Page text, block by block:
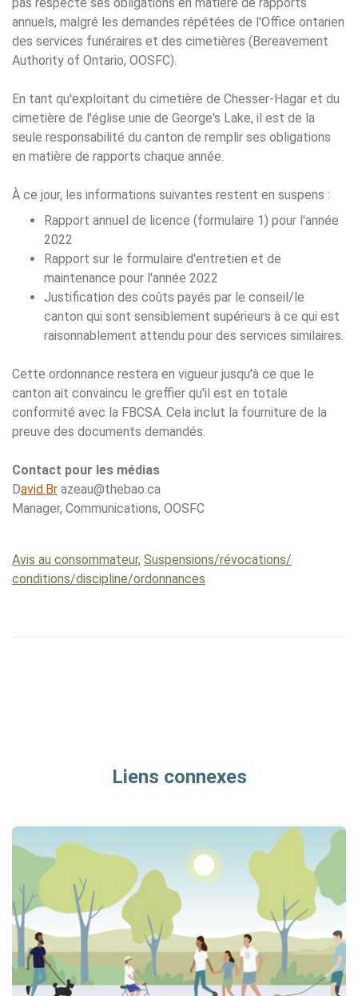
annuels, malgré les demandes répétées de l'Office ontarien
des services funéraires et des cimetières (Bereavement
Authority of Ontario, OOSFC).
En tant qu'exploitant du cimetière de Chesser-Hagar et du
cimetière de l'église unie de George's Lake, il est de la
seule responsabilité du canton de remplir ses obligations
en matière de rapports chaque année.
À ce jour, les informations suivantes restent en suspens :
Rapport annuel de licence (formulaire 1) pour l'année
2022
Rapport sur le formulaire d'entretien et de
maintenance pour l'année 2022
Justification des coûts payés par le conseil/le
canton qui sont sensiblement supérieurs à ce qui est
raisonnablement attendu pour des services similaires.
Cette ordonnance restera en vigueur jusqu'à ce que le
canton ait convaincu le greffier qu'il est en totale
conformité avec la FBCSA. Cela inclut la fourniture de la
preuve des documents demandés.
Contact pour les médias
David.Br azeau@thebao.ca
Manager, Communications, OOSFC
Avis au consommateur, Suspensions/​révocations/​
conditions/​discipline/​ordonnances
Liens connexes